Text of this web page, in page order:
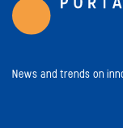
News and trends on